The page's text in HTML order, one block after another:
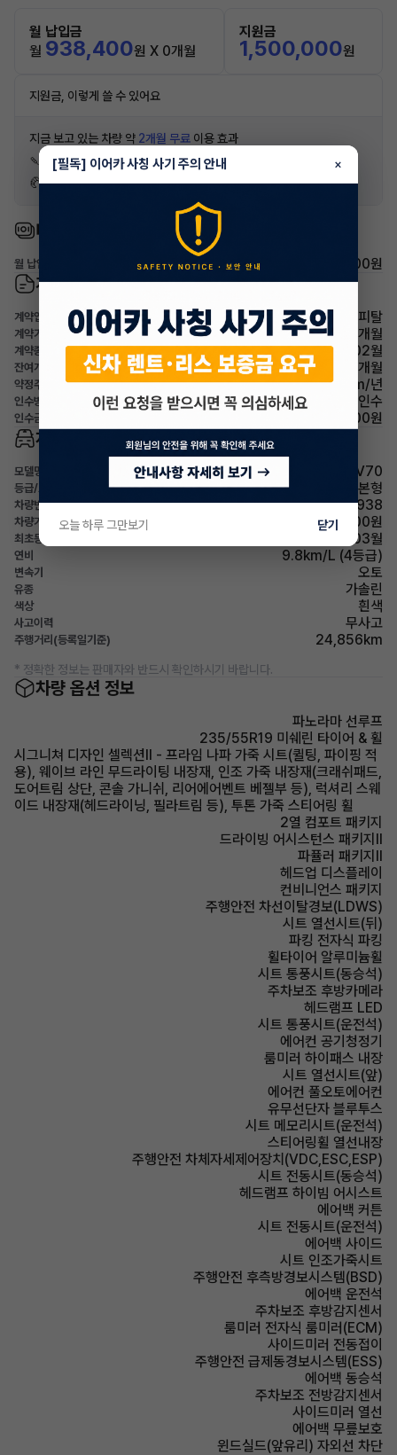
월 납입금
월 938,400원 X 0개월
지원금
1,500,000원
지원금, 이렇게 쓸 수 있어요
지금 보고 있는 차량 약 2개월 무료 이용 효과
🍡 탕후루 약333개
🥐 소금빵 약600개
비용
월 납입금 938,400원
계약 정보
계약업체 현대캐피탈
계약기간 60개월
계약종료 2026년02월
잔여개월 0개월
약정주행거리 20,000km/년
인수방법 선택인수
인수금(잔존가치) 27,703,000원
차량 기본 정보
모델명 제네시스 GV70
등급/트림 가솔린 2.5 터보 AWD 기본형
차량번호 316소8938
차량가 64,100,000원
최초등록 2021년 03월
연비 9.8km/L (4등급)
변속기 오토
유종 가솔린
색상 흰색
사고이력 무사고
주행거리(등록일기준) 24,856km
* 정확한 정보는 판매자와 반드시 확인하시기 바랍니다.
차량 옵션 정보
파노라마 선루프
235/55R19 미쉐린 타이어 & 휠
시그니쳐 디자인 셀렉션Ⅱ - 프라임 나파 가죽 시트(퀼팅, 파이핑 적
용), 웨이브 라인 무드라이팅 내장재, 인조 가죽 내장재(크래쉬패드,
도어트림 상단, 콘솔 가니쉬, 리어에어벤트 베젤부 등), 럭셔리 스웨
이드 내장재(헤드라이닝, 필라트림 등), 투톤 가죽 스티어링 휠
2열 컴포트 패키지
드라이빙 어시스턴스 패키지Ⅱ
파퓰러 패키지Ⅱ
헤드업 디스플레이
컨비니언스 패키지
주행안전 차선이탈경보(LDWS)
시트 열선시트(뒤)
파킹 전자식 파킹
휠타이어 알루미늄휠
시트 통풍시트(동승석)
주차보조 후방카메라
헤드램프 LED
시트 통풍시트(운전석)
에어컨 공기청정기
룸미러 하이패스 내장
시트 열선시트(앞)
에어컨 풀오토에어컨
유무선단자 블루투스
시트 메모리시트(운전석)
스티어링휠 열선내장
주행안전 차체자세제어장치(VDC,ESC,ESP)
시트 전동시트(동승석)
헤드램프 하이빔 어시스트
에어백 커튼
시트 전동시트(운전석)
에어백 사이드
시트 인조가죽시트
주행안전 후측방경보시스템(BSD)
에어백 운전석
주차보조 후방감지센서
룸미러 전자식 룸미러(ECM)
사이드미러 전동접이
주행안전 급제동경보시스템(ESS)
에어백 동승석
주차보조 전방감지센서
사이드미러 열선
에어백 무릎보호
윈드실드(앞유리) 자외선 차단
[필독] 이어카 사칭 사기 주의 안내 ×
오늘 하루 그만보기 닫기